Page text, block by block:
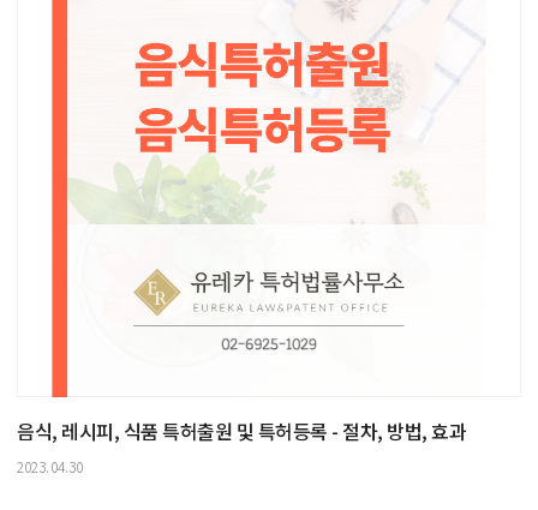
음식, 레시피, 식품 특허출원 및 특허등록 - 절차, 방법, 효과
2023.04.30